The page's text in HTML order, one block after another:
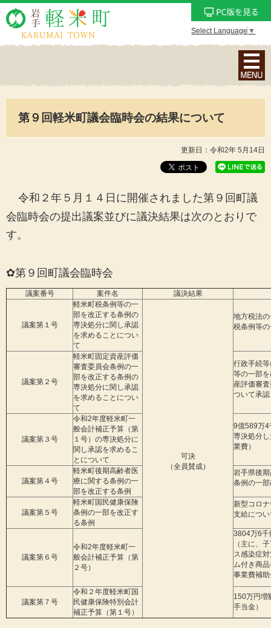
Select Language ▼
ナ
ビ
ン
メ
ュ
を
第９回軽米町議会臨時会の結果について
更新日：令和2年 5月14日
令和２年５月１４日に開催されました第９回町議
会臨時会の提出議案並びに議決結果は次のとおりで
す。
✿第９回町議会臨時会
議案番号 案件名 議決結果
議案第１号
軽米町税条例等の一
部を改正する条例の
専決処分に関し承認
を求めることについ
て
可決
（全員賛成）
地方税法
税条例等
議案第２号
軽米町固定資産評価
審査委員会条例の一
部を改正する条例の
専決処分に関し承認
を求めることについ
て
行政手続
等の一部
産評価審
ついて承認
議案第３号
令和2年度軽米町一
般会計補正予算（第
１号）の専決処分に
関し承認を求めるこ
とについて
9億589万4
専決処分
業費）
議案第４号
軽米町後期高齢者医
療に関する条例の一
部を改正する条例
岩手県後
条例の一
議案第５号
軽米町国民健康保険
条例の一部を改正す
る条例
新型コロ
支給につ
議案第６号
令和2年度軽米町一
般会計補正予算（第
２号）
3804万6千
（主に、
ス感染症
ム付き商
事業費補
議案第７号
令和２年度軽米町国
民健康保険特別会計
補正予算（第１号）
150万円増
手当金）